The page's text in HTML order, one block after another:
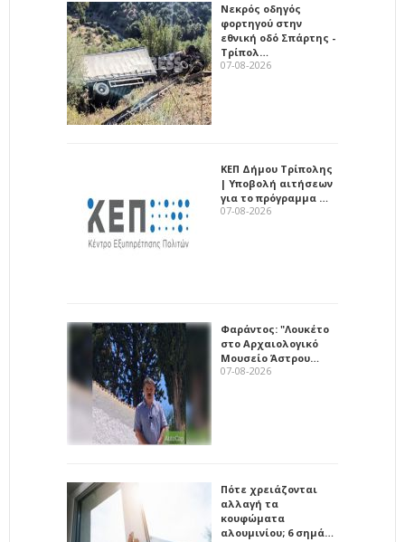
Νεκρός οδηγός
φορτηγού στην
εθνική οδό Σπάρτης -
Τρίπολ…
07-08-2026
ΚΕΠ Δήμου Τρίπολης
| Υποβολή αιτήσεων
για το πρόγραμμα …
07-08-2026
Φαράντος: "Λουκέτο
στο Αρχαιολογικό
Μουσείο Άστρου…
07-08-2026
Πότε χρειάζονται
αλλαγή τα
κουφώματα
αλουμινίου; 6 σημά…